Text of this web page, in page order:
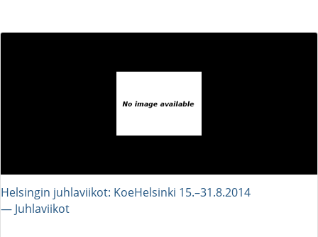
Helsingin juhlaviikot: KoeHelsinki 15.–31.8.2014
― Juhlaviikot